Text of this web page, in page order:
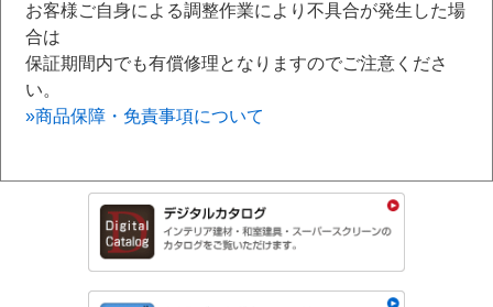
お客様ご自身による調整作業により不具合が発生した場
合は
保証期間内でも有償修理となりますのでご注意くださ
い。
»商品保障・免責事項について